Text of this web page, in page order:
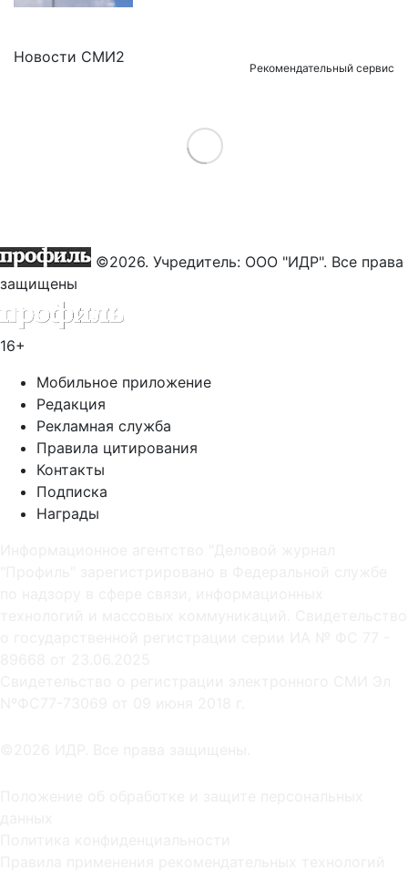
Новости СМИ2
Рекомендательный сервис
Load More
©2026. Учредитель: ООО "ИДР". Все права
защищены
16+
Мобильное приложение
Редакция
Рекламная служба
Правила цитирования
Контакты
Подписка
Награды